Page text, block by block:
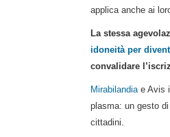
applica anche ai
La stessa
idoneità per
convalidare
Mirabilandiae Avis
plasma: un gesto
cittadini.